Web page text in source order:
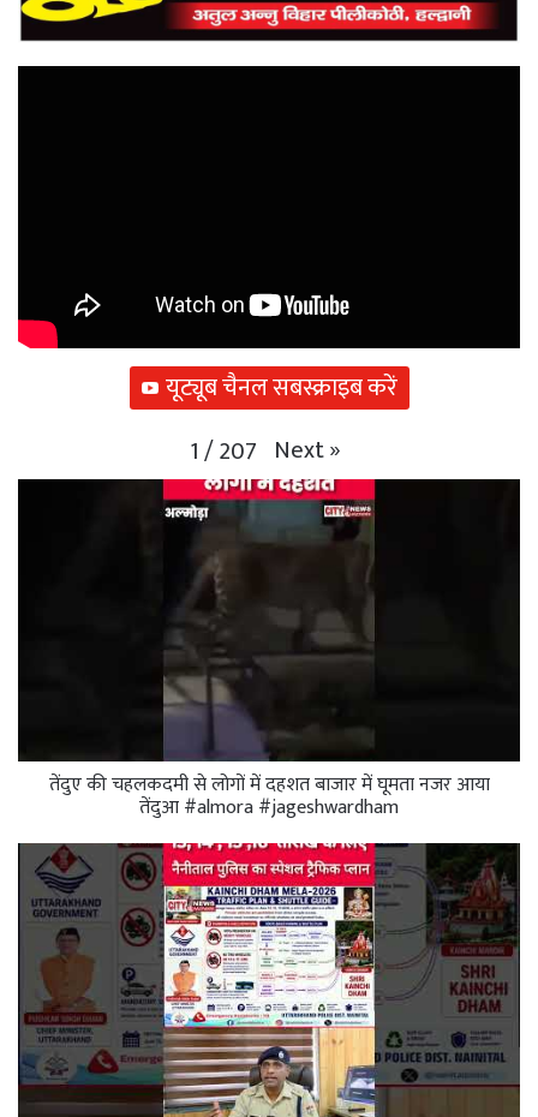
यूट्यूब चैनल सबस्क्राइब करें
1/207 Next»
तेंदुए की चहलकदमी से लोगों में दहशत बाजार में घूमता नजर आया
तेंदुआ #almora #jageshwardham